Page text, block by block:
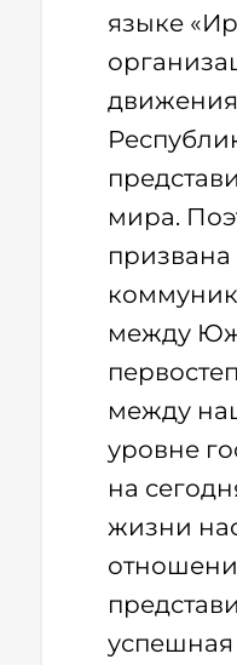
языке
движения
мира.
между
между
уровне
на
жизни
успешная